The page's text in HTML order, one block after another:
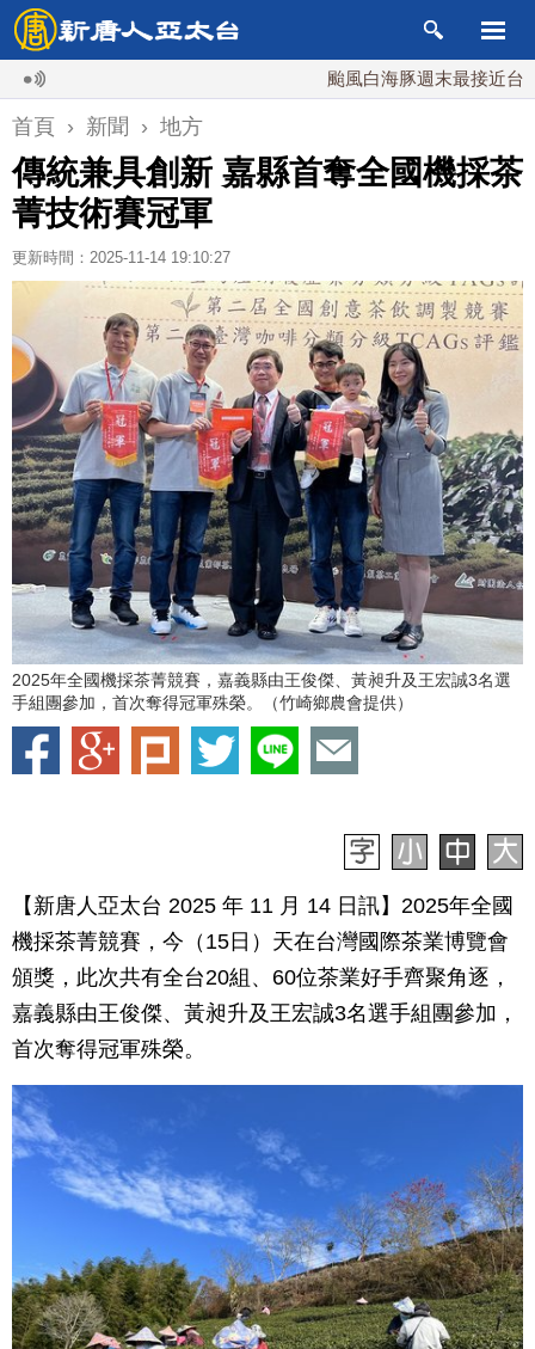
颱風白海豚週末最接近台灣 最快9
首頁 › 新聞 › 地方
傳統兼具創新 嘉縣首奪全國機採茶
菁技術賽冠軍
更新時間：2025-11-14 19:10:27
2025年全國機採茶菁競賽，嘉義縣由王俊傑、黃昶升及王宏誠3名選
手組團參加，首次奪得冠軍殊榮。（竹崎鄉農會提供）
【新唐人亞太台 2025 年 11 月 14 日訊】2025年全國
機採茶菁競賽，今（15日）天在台灣國際茶業博覽會
頒獎，此次共有全台20組、60位茶業好手齊聚角逐，
嘉義縣由王俊傑、黃昶升及王宏誠3名選手組團參加，
首次奪得冠軍殊榮。